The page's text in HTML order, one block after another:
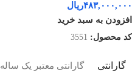
۴۸۳,۰۰۰,۰۰۰ریال
افزودن به سبد خرید
کد محصول: 3551
گارانتی گارانتی معتبر یک ساله